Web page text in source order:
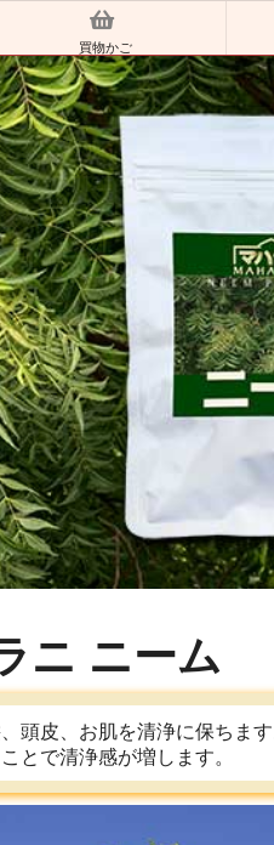
買物かご
ニ ニーム
皮、お肌を清浄に保ちま
とで清浄感が増します。